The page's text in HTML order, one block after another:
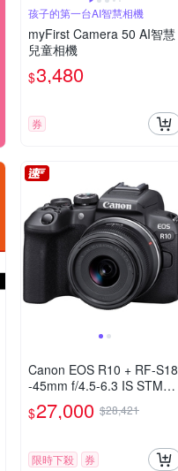
孩子的第一台AI智慧相機
myFirst Camera 50 AI智慧
兒童相機
$3,480
券
Canon EOS R10 + RF-S18
-45mm f/4.5-6.3 IS STM
(公司貨)
$27,000 $28,421
限時下殺 券